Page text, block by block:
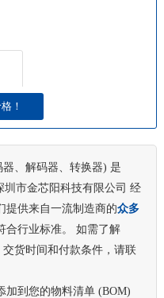
器、解码器、转换器) 是
圳市金芯阳科技有限公司 经
提供来自一流制造商的众多
合行业标准。 如需了解
交货时间和付款条件，请联
加到您的物料清单 (BOM)